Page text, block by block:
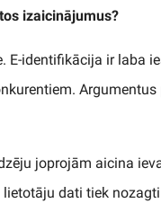
izaicinājumus?
E-identifikācija ir laba
joprojām aicina
dati tiek